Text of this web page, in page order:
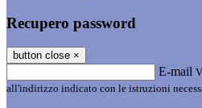
Recupero password
button close ×
E-mail
all'indirizzo indicato con le istruzioni